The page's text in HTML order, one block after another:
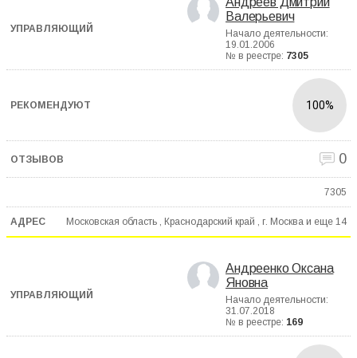
Валерьевич
Начало деятельности:
19.01.2006
№ в реестре: 7305
100%
0
7305
Московская область , Краснодарский край , г. Москва и еще 14
Андреенко Оксана
Яновна
Начало деятельности:
31.07.2018
№ в реестре: 169